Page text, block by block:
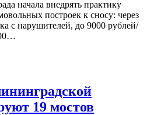
начала внедрять практику
построек к сносу: через
с нарушителей, до 9000 рублей/
19 мостов